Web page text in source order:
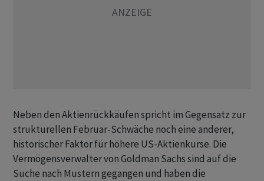
Neben den Aktienrückkäufen spricht im Gegensatz zur
strukturellen Februar-Schwäche noch eine anderer,
historischer Faktor für höhere US-Aktienkurse. Die
Vermögensverwalter von Goldman Sachs sind auf die
Suche nach Mustern gegangen und haben die